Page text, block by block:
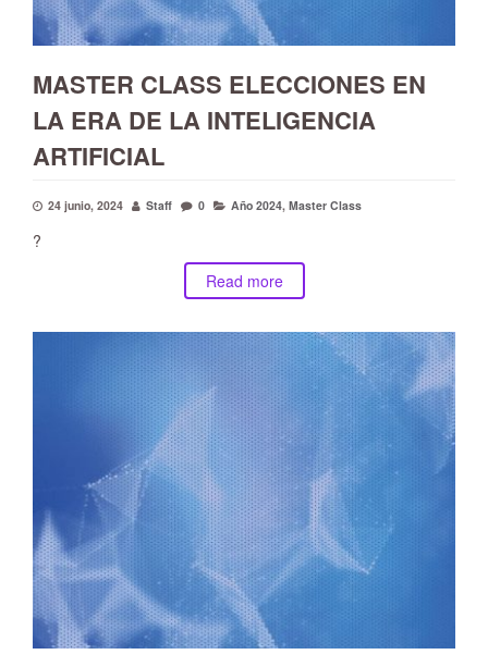
MASTER CLASS ELECCIONES EN
LA ERA DE LA INTELIGENCIA
ARTIFICIAL
24 junio, 2024 Staff 0 Año 2024, Master Class
?
Read more